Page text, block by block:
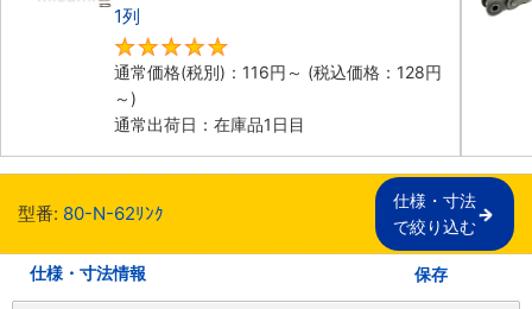
1列
通常価格(税別)： 116円 ～ (税込価格： 128円
～)
通常出荷日：在庫品1日目
型番: 80-N-62ﾘﾝｸ
仕様・寸法
で絞り込む
仕様・寸法情報 保存